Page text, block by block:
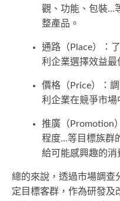
觀、功能、包裝...
整產品。
通路（Place）：
利企業選擇效益最
價格（Price）：
利企業在競爭市場
推廣（Promotion
程度...等目標族群
給可能感興趣的消
總的來說，透過市場調查
定目標客群，作為研發及